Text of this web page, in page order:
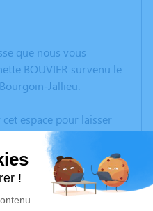
que nous vous
BOUVIER survenu le
Jallieu.
espace pour laisser
photos souvenirs, une
à travers des
est un lieu
la mémoire d’Antoinette